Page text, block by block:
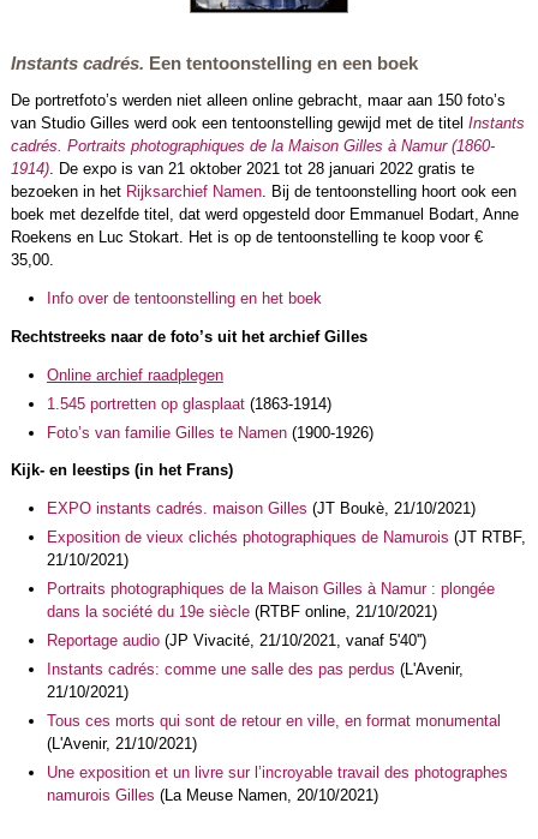
Instants cadrés. Een tentoonstelling en een boek
De portretfoto’s werden niet alleen online gebracht, maar aan 150 foto’s
van Studio Gilles werd ook een tentoonstelling gewijd met de titel Instants
cadrés. Portraits photographiques de la Maison Gilles à Namur (1860-
1914). De expo is van 21 oktober 2021 tot 28 januari 2022 gratis te
bezoeken in het Rijksarchief Namen. Bij de tentoonstelling hoort ook een
boek met dezelfde titel, dat werd opgesteld door Emmanuel Bodart, Anne
Roekens en Luc Stokart. Het is op de tentoonstelling te koop voor €
35,00.
Info over de tentoonstelling en het boek
Rechtstreeks naar de foto’s uit het archief Gilles
Online archief raadplegen
1.545 portretten op glasplaat(1863-1914)
Foto’s van familie Gilles te Namen(1900-1926)
Kijk- en leestips (in het Frans)
EXPO instants cadrés. maison Gilles (JT Boukè, 21/10/2021)
Exposition de vieux clichés photographiques de Namurois (JT RTBF,
21/10/2021)
Portraits photographiques de la Maison Gilles à Namur : plongée
dans la société du 19e siècle(RTBF online, 21/10/2021)
Reportage audio(JP Vivacité, 21/10/2021, vanaf 5'40'')
Instants cadrés: comme une salle des pas perdus (L'Avenir,
21/10/2021)
Tous ces morts qui sont de retour en ville, en format monumental
(L'Avenir, 21/10/2021)
Une exposition et un livre sur l’incroyable travail des photographes
namurois Gilles (La Meuse Namen, 20/10/2021)